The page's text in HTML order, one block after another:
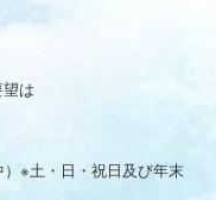
は
※土・日・祝日及び年末